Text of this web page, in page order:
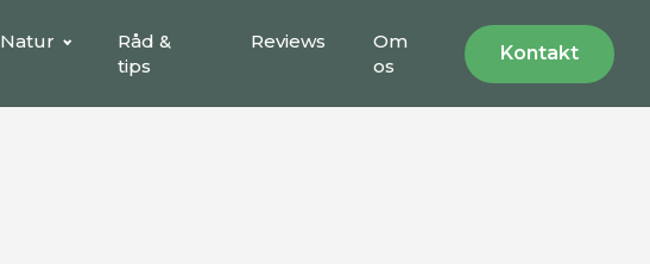
Natur
Råd &
tips
Reviews
Om
os
Kontakt